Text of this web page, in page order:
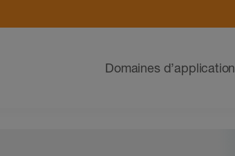
Domaines d’application